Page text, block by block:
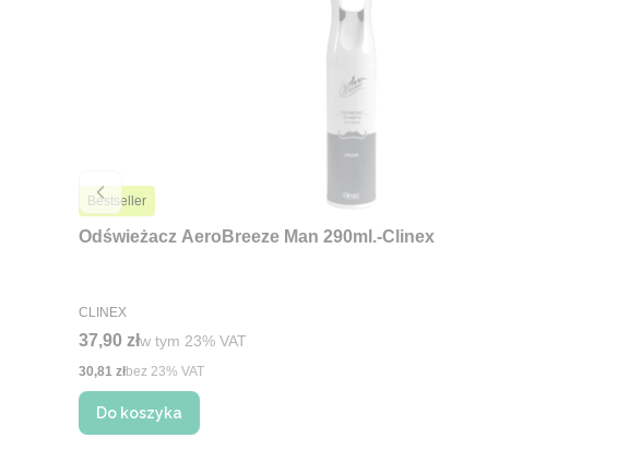
Bestseller
Odświeżacz AeroBreeze Man 290ml.-Clinex
PRODUCENT
CLINEX
Cena brutto
37,90 złw tym %s VAT
w tym 23% VAT
Cena netto
30,81 złbez 23% VAT
Do koszyka